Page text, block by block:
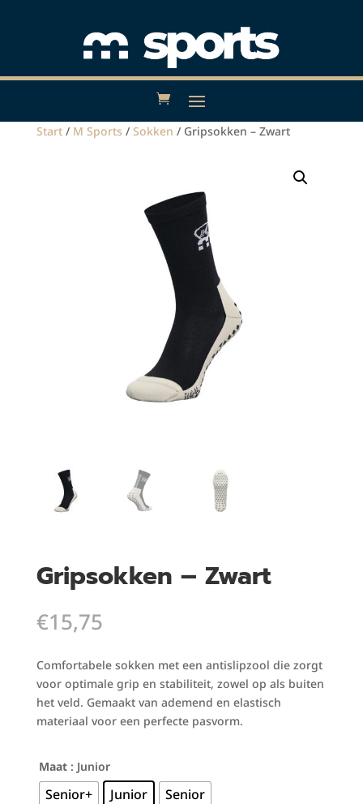
Start/ M Sports / Sokken / Gripsokken – Zwart
Gripsokken – Zwart
€15,75
Comfortabele sokken met een antislipzool die zorgt
voor optimale grip en stabiliteit, zowel op als buiten
het veld. Gemaakt van ademend en elastisch
materiaal voor een perfecte pasvorm.
Maat : Junior
Senior+ Junior Senior